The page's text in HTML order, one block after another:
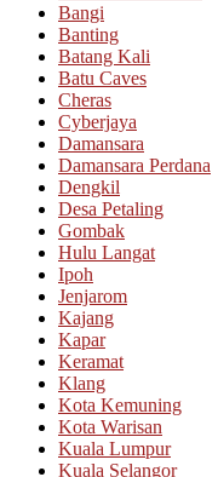
Bangi
Banting
Batang Kali
Batu Caves
Cheras
Cyberjaya
Damansara
Damansara Perdana
Dengkil
Desa Petaling
Gombak
Hulu Langat
Ipoh
Jenjarom
Kajang
Kapar
Keramat
Klang
Kota Kemuning
Kota Warisan
Kuala Lumpur
Kuala Selangor